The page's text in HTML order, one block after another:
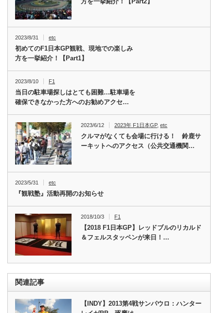
2023/8/31 etc
初めてのF1日本GP観戦、現地での楽しみ
方を一挙紹介！【Part1】
2023/8/10 F1
当日の駐車場探しはとても困難…駐車場を
確保できなかった方へのお勧めアクセ…
2023/6/12 2023年 F1日本GP,etc
クルマがなくても会場に行ける！ 鈴鹿サ
ーキットへのアクセス（公共交通機関…
2023/5/31 etc
『観戦塾』活動再開のお知らせ
2018/10/3 F1
【2018 F1日本GP】レッドブルのリカルド
＆フェルスタッペンが来日！…
関連記事
【INDY】2013第4戦サンパウロ：ハンター